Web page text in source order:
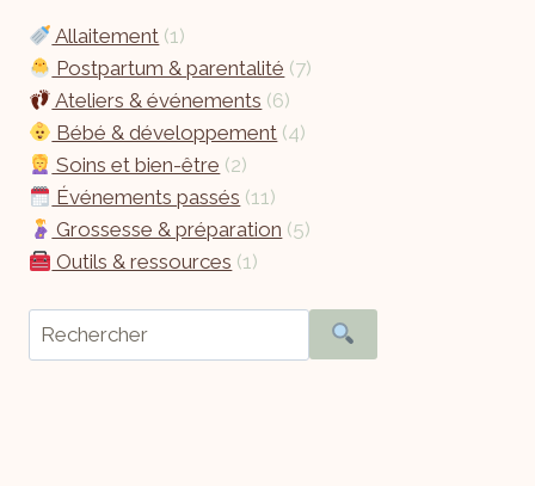
Allaitement (1)
Postpartum & parentalité (7)
Ateliers & événements (6)
Bébé & développement (4)
Soins et bien-être (2)
Événements passés (11)
Grossesse & préparation (5)
Outils & ressources (1)